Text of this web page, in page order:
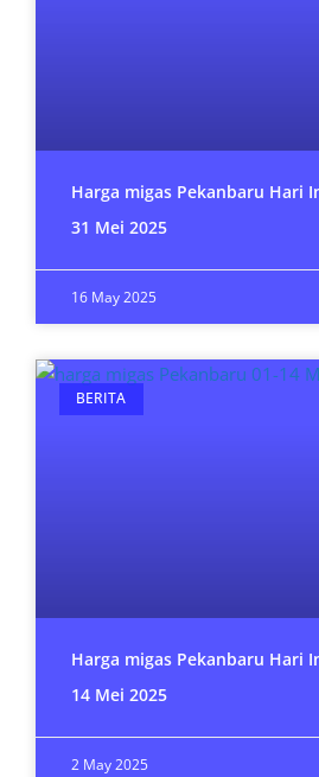
Harga migas Pekanbaru Hari
31 Mei 2025
16 May 2025
BERITA
Harga migas Pekanbaru Hari
14 Mei 2025
2 May 2025